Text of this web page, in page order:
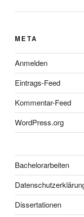
META
Anmelden
Eintrags-Feed
Kommentar-Feed
WordPress.org
Bachelorarbeiten
Dissertationen